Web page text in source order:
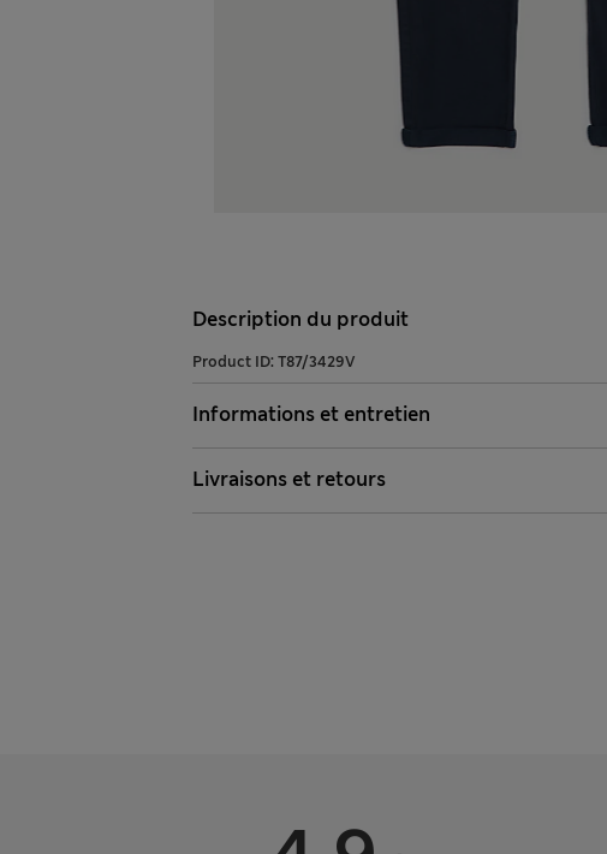
Description du produit
Product ID: T87/3429V
Informations et entretien
Livraisons et retours